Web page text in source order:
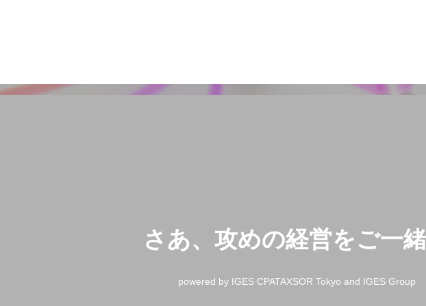
さあ、攻めの経営をご一
powered by IGES CPATAXSOR Tokyo and IGES Group